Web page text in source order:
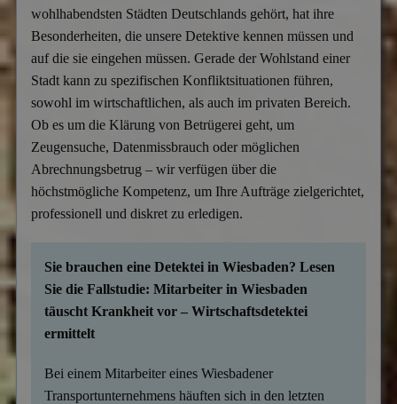
wohlhabendsten Städten Deutschlands gehört, hat ihre
Besonderheiten, die unsere Detektive kennen müssen und
auf die sie eingehen müssen. Gerade der Wohlstand einer
Stadt kann zu spezifischen Konfliktsituationen führen,
sowohl im wirtschaftlichen, als auch im privaten Bereich.
Ob es um die Klärung von Betrügerei geht, um
Zeugensuche, Datenmissbrauch oder möglichen
Abrechnungsbetrug – wir verfügen über die
höchstmögliche Kompetenz, um Ihre Aufträge zielgerichtet,
professionell und diskret zu erledigen.
Sie brauchen eine Detektei in Wiesbaden? Lesen
Sie die Fallstudie: Mitarbeiter in Wiesbaden
täuscht Krankheit vor – Wirtschaftsdetektei
ermittelt
Bei einem Mitarbeiter eines Wiesbadener
Transportunternehmens häuften sich in den letzten